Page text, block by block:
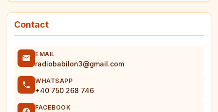
Contact
EMAIL
radiobabilon3@gmail.com
WHATSAPP
+40 750 268 746
FACEBOOK